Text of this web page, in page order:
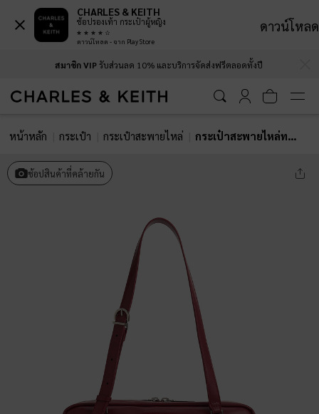
สมาชิก VIPรับส่วนลด 10% และบริการจัดส่งฟรีตลอดทั้งปี
หน้าหลัก กระเป๋า กระเป๋าสะพายไหล่ กระเป๋าสะพายไหล่ทรงยาวดีไซน์ช่องใส่ของหลายช่องรุ่น Rachel
ช้อปสินค้าที่คล้ายกัน
CHARLES & KEITH
ช้อปรองเท้า กระเป๋าผู้หญิง
ดาวน์โหลด - จาก Play Store
ดาวน์โหลด